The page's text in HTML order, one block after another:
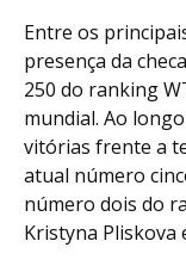
Entre os
presença da
250 do ranking
mundial. Ao
vitórias frente a
atual número
número dois do
Kristyna Pliskova